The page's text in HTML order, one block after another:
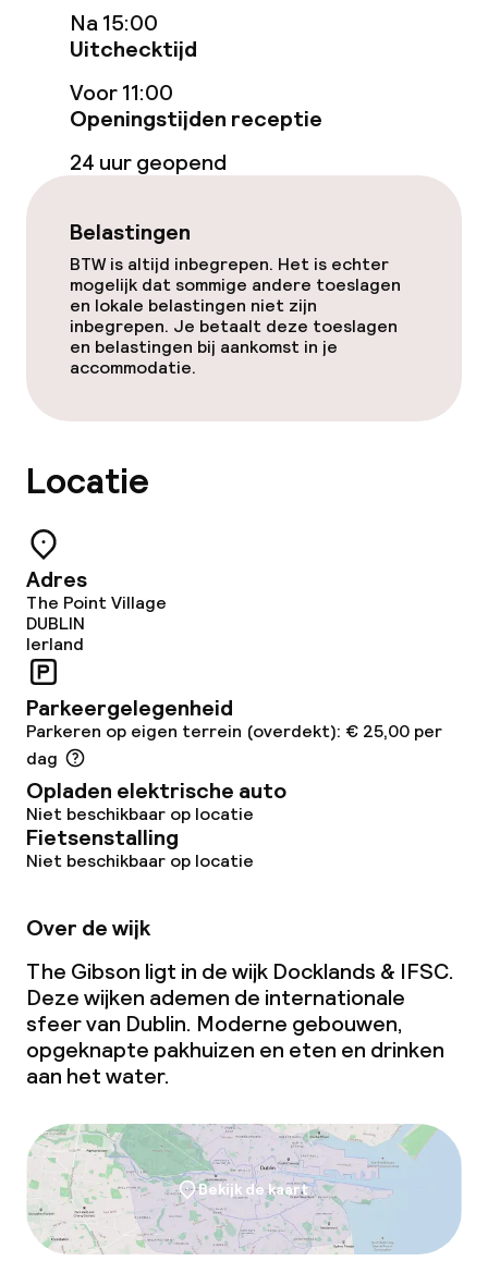
Restaurant
Zakelijke faciliteiten
Conferentieruimte
Vergaderruimte
Overal rookvrij
Na 15:00
Uitchecktijd
Voor 11:00
Openingstijden receptie
24 uur geopend
Belastingen
BTW is altijd inbegrepen. Het is echter
mogelijk dat sommige andere toeslagen
en lokale belastingen niet zijn
inbegrepen. Je betaalt deze toeslagen
en belastingen bij aankomst in je
accommodatie.
Locatie
Adres
The Point Village
DUBLIN
Ierland
Parkeergelegenheid
Parkeren op eigen terrein (overdekt): € 25,00 per
dag
Opladen elektrische auto
Niet beschikbaar op locatie
Fietsenstalling
Niet beschikbaar op locatie
Over de wijk
The Gibson ligt in de wijk Docklands & IFSC.
Deze wijken ademen de internationale
sfeer van Dublin. Moderne gebouwen,
opgeknapte pakhuizen en eten en drinken
aan het water.
Bekijk de kaart